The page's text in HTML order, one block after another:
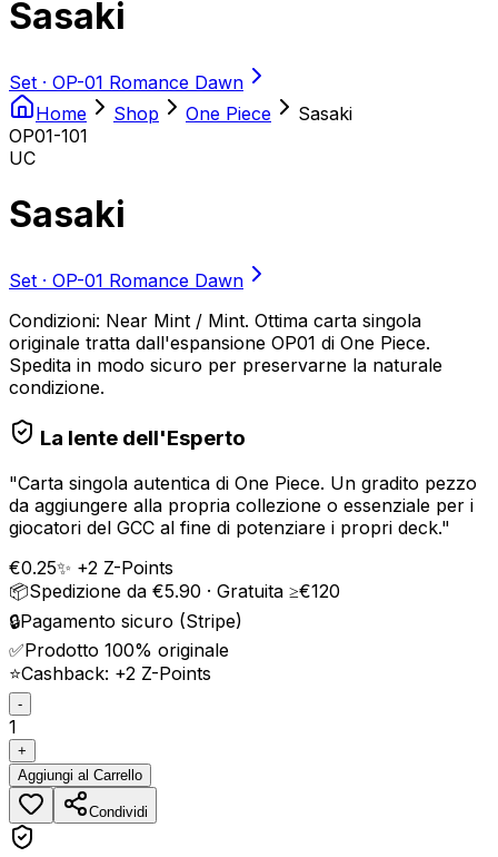
Sasaki
Set · OP-01 Romance Dawn
Home
Shop One Piece
Sasaki
OP01-101
UC
Sasaki
Set · OP-01 Romance Dawn
Condizioni: Near Mint / Mint. Ottima carta singola
originale tratta dall'espansione OP01 di One Piece.
Spedita in modo sicuro per preservarne la naturale
condizione.
La lente dell'Esperto
"Carta singola autentica di One Piece. Un gradito pezzo
da aggiungere alla propria collezione o essenziale per i
giocatori del GCC al fine di potenziare i propri deck."
€0.25✨ +2 Z-Points
📦Spedizione da €5.90 · Gratuita ≥€120
🔒Pagamento sicuro (Stripe)
✅Prodotto 100% originale
⭐Cashback: +2 Z-Points
-
1
+
Aggiungi al Carrello
Condividi